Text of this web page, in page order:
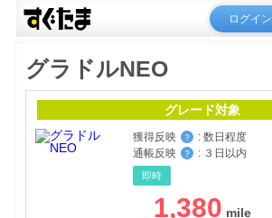
ログイン
グラドルNEO
グレード対象
獲得反映 ？ : 数日程度
通帳反映
？ : ３日以内
即時
1,380